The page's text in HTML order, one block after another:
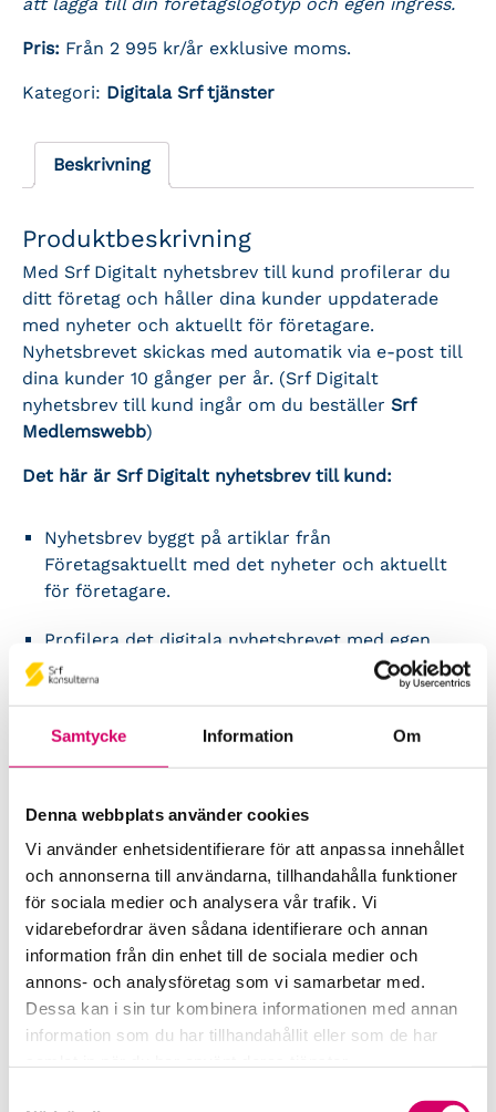
Samtycke Information Om
Denna webbplats använder cookies
Vi använder enhetsidentifierare för att anpassa innehållet
och annonserna till användarna, tillhandahålla funktioner
för sociala medier och analysera vår trafik. Vi
vidarebefordrar även sådana identifierare och annan
information från din enhet till de sociala medier och
annons- och analysföretag som vi samarbetar med.
Dessa kan i sin tur kombinera informationen med annan
information som du har tillhandahållit eller som de har
Pris: Från 2 995 kr/år exklusive moms.
Kategori: Digitala Srf tjänster
Beskrivning
Produktbeskrivning
Med Srf Digitalt nyhetsbrev till kund profilerar du
ditt företag och håller dina kunder uppdaterade
med nyheter och aktuellt för företagare.
Nyhetsbrevet skickas med automatik via e-post till
dina kunder 10 gånger per år. (Srf Digitalt
nyhetsbrev till kund ingår om du beställer Srf
Medlemswebb)
Det här är Srf Digitalt nyhetsbrev till kund:
Nyhetsbrev byggt på artiklar från
Företagsaktuellt med det nyheter och aktuellt
för företagare.
Profilera det digitala nyhetsbrevet med egen
företagslogo.
lägga till nya kunder och ta bort de som inte
längre ska ha nyhetsbrevet.
Möjlighet att lägga till en egen ingresstext på
nyhetsbrevet. (Om du har Srf Medlemswebb så
kan du även lägga till egna artiklar i
nyhetsbrevet.)
Här ser du hur ett digitalt nyhetsbrev ser ut
Beställ Srf Digitalt nyhetsbrev till
kund
Skicka en intresseförfrågan så kontaktar vi dig med